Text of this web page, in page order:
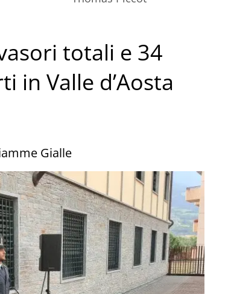
totali e 34
in Valle d’Aosta
Gialle